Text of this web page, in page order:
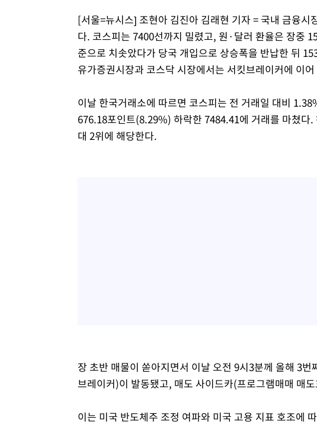
[서울=뉴시스] 조현아 김진아 김래현 기자 = 국내 금융
다. 코스피는 7400선까지 밀렸고, 원·달러 환율은 장중
준으로 치솟았다가 당국 개입으로 상승폭을 반납한 뒤
유가증권시장과 코스닥 시장에서는 서킷브레이커에 이
이날 한국거래소에 따르면 코스피는 전 거래일 대비
676.18포인트(8.29%) 하락한 7484.41에 거래를 마쳤다
대 2위에 해당한다.
장 초반 매물이 쏟아지면서 이날 오전 9시3분께 올해 3
브레이커)이 발동됐고, 매도 사이드카(프로그램매매 매
이는 미국 반도체주 조정 여파와 미국 고용 지표 호조에